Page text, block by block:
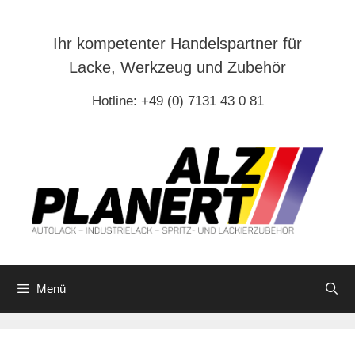
Ihr kompetenter Handelspartner für
Lacke, Werkzeug und Zubehör
Hotline: +49 (0) 7131 43 0 81
Menü